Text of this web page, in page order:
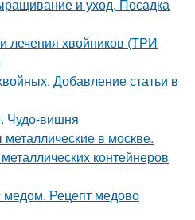
и уход. Посадка
лечения хвойников (ТРИ
Добавление статьи в
Чудо-вишня
в москве.
контейнеров
медом. Рецепт медово